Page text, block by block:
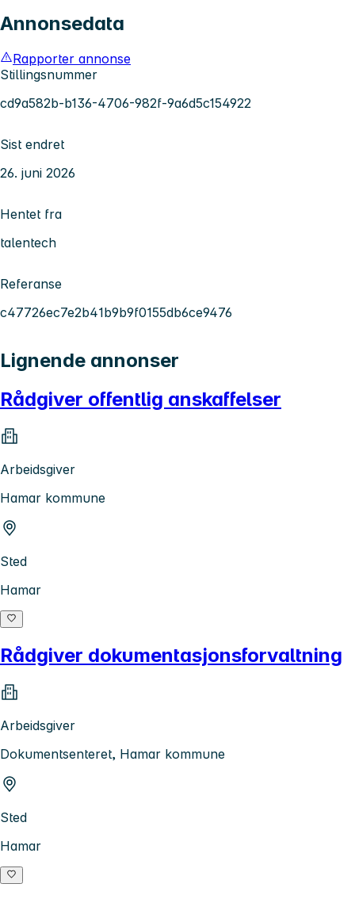
Annonsedata
Rapporter annonse
Stillingsnummer
cd9a582b-b136-4706-982f-9a6d5c154922
Sist endret
26. juni 2026
Hentet fra
talentech
Referanse
c47726ec7e2b41b9b9f0155db6ce9476
Lignende annonser
Rådgiver offentlig anskaffelser
Arbeidsgiver
Hamar kommune
Sted
Hamar
Rådgiver dokumentasjonsforvaltning
Arbeidsgiver
Dokumentsenteret, Hamar kommune
Sted
Hamar